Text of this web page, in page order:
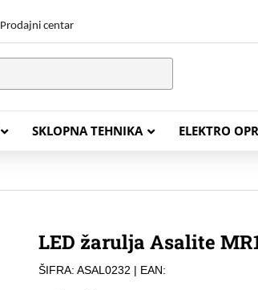
Prodajni centar
SKLOPNA TEHNIKA ELEKTRO
LED žarulja Asalite
ŠIFRA: ASAL0232 | EAN: